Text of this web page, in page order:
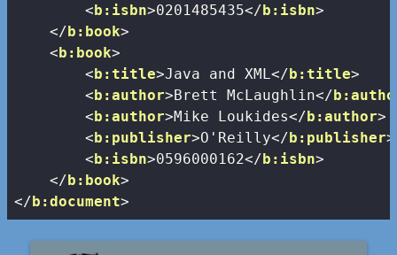
<b:isbn>0201485435</b:isbn>
</b:book>
<b:book>
<b:title>Java and XML</b:title>
<b:author>Brett McLaughlin</
<b:author>Mike Loukides</b:author>
<b:publisher>O'Reilly</b:publisher>
<b:isbn>0596000162</b:isbn>
</b:book>
</b:document>